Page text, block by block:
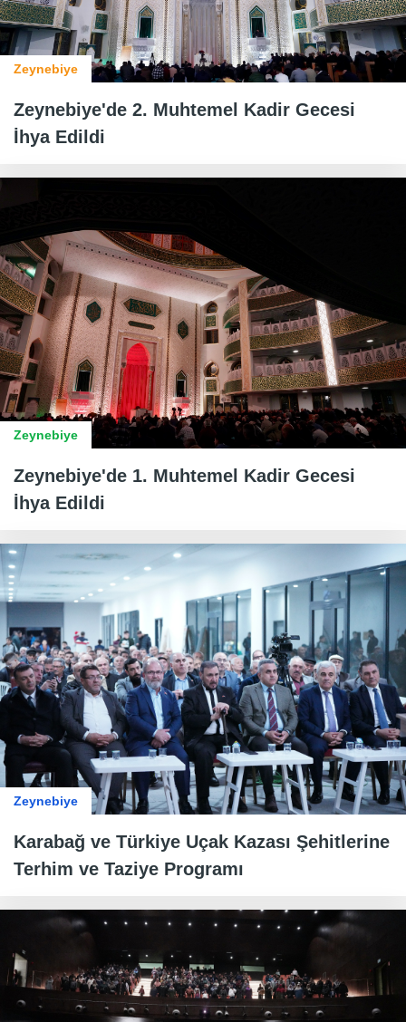
Zeynebiye
Zeynebiye'de 2. Muhtemel Kadir Gecesi
İhya Edildi
Zeynebiye
Zeynebiye'de 1. Muhtemel Kadir Gecesi
İhya Edildi
Zeynebiye
Karabağ ve Türkiye Uçak Kazası Şehitlerine
Terhim ve Taziye Programı